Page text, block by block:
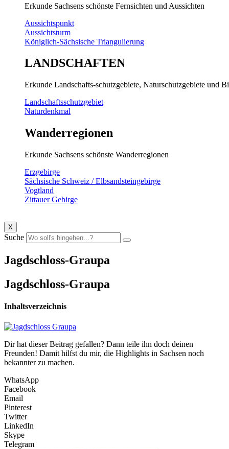
Erkunde Sachsens schönste Fernsichten und Aussichten
Aussichtspunkt
Aussichtsturm
Königlich-Sächsische Triangulierung
LANDSCHAFTEN
Erkunde Landschafts-schutzgebiete, Naturschutzgebiete und
Landschaftsschutzgebiet
Naturdenkmal
Wanderregionen
Erkunde Sachsens schönste Wanderregionen
Erzgebirge
Sächsische Schweiz / Elbsandsteingebirge
Vogtland
Zittauer Gebirge
X
Suche
Jagdschloss-Graupa
Jagdschloss-Graupa
Inhaltsverzeichnis
Dir hat dieser Beitrag gefallen? Dann teile ihn doch deinen
Freunden! Damit hilfst du mir, die Highlights in Sachsen noch
bekannter zu machen.
WhatsApp
Facebook
Email
Pinterest
Twitter
LinkedIn
Skype
Telegram